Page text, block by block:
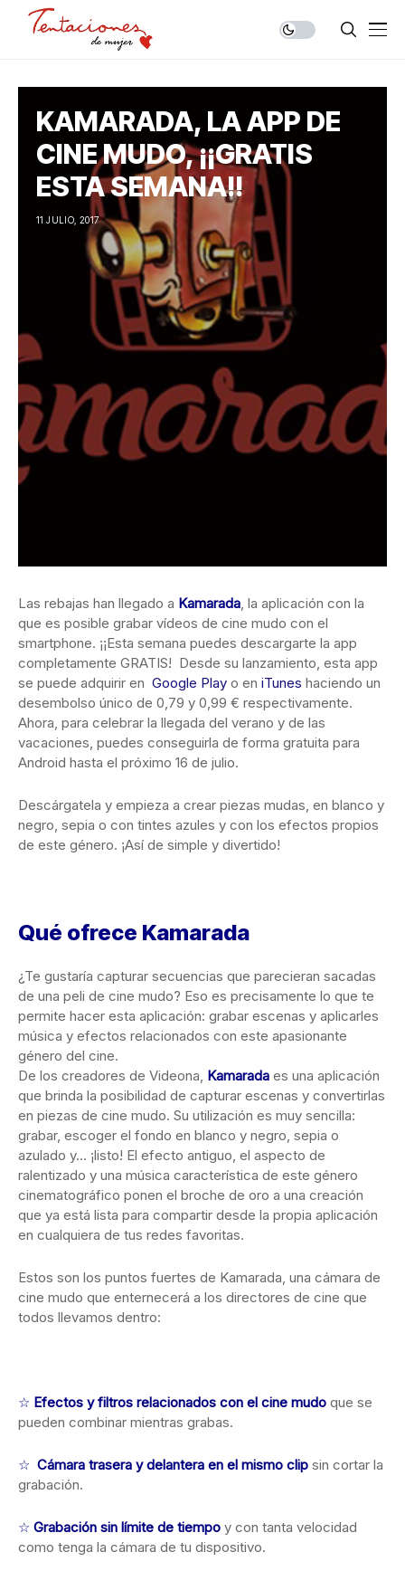
KAMARADA, LA APP DE
CINE MUDO, ¡¡GRATIS
ESTA SEMANA!!
11 JULIO, 2017
Las rebajas han llegado a Kamarada, la aplicación con la
que es posible grabar vídeos de cine mudo con el
smartphone. ¡¡Esta semana puedes descargarte la app
completamente GRATIS! Desde su lanzamiento, esta app
se puede adquirir en Google Play o en iTunes haciendo un
desembolso único de 0,79 y 0,99 € respectivamente.
Ahora, para celebrar la llegada del verano y de las
vacaciones, puedes conseguirla de forma gratuita para
Android hasta el próximo 16 de julio.
Descárgatela y empieza a crear piezas mudas, en blanco y
negro, sepia o con tintes azules y con los efectos propios
de este género. ¡Así de simple y divertido!
Qué ofrece Kamarada
¿Te gustaría capturar secuencias que parecieran sacadas
de una peli de cine mudo? Eso es precisamente lo que te
permite hacer esta aplicación: grabar escenas y aplicarles
música y efectos relacionados con este apasionante
género del cine.
De los creadores de Videona, Kamarada es una aplicación
que brinda la posibilidad de capturar escenas y convertirlas
en piezas de cine mudo. Su utilización es muy sencilla:
grabar, escoger el fondo en blanco y negro, sepia o
azulado y… ¡listo! El efecto antiguo, el aspecto de
ralentizado y una música característica de este género
cinematográfico ponen el broche de oro a una creación
que ya está lista para compartir desde la propia aplicación
en cualquiera de tus redes favoritas.
Estos son los puntos fuertes de Kamarada, una cámara de
cine mudo que enternecerá a los directores de cine que
todos llevamos dentro:
☆ Efectos y filtros relacionados con el cine mudo que se
pueden combinar mientras grabas.
☆ Cámara trasera y delantera en el mismo clip sin cortar la
grabación.
☆ Grabación sin límite de tiempo y con tanta velocidad
como tenga la cámara de tu dispositivo.